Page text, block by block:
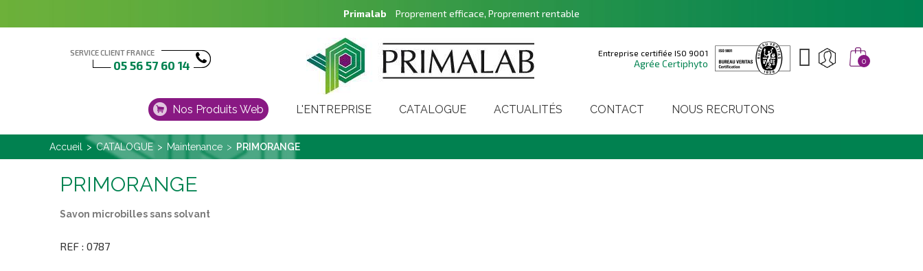
Primalab Proprement efficace, Proprement rentable
SERVICE CLIENT FRANCE
05 56 57 60 14
Entreprise certifiée ISO 9001
Agrée Certiphyto 0
Nos Produits Web L'ENTREPRISE CATALOGUE ACTUALITÉS CONTACT NOUS RECRUTONS
Accueil CATALOGUE Maintenance PRIMORANGE
PRIMORANGE
Savon microbilles sans solvant
REF : 0787